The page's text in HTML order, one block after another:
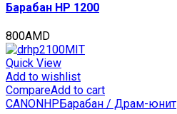
Барабан HP 1200
800AMD
Quick View
Add to wishlist
CompareAdd to cart
CANON HP Барабан / Драм-юнит